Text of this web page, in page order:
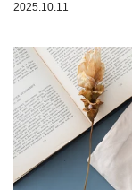
2025.10.11